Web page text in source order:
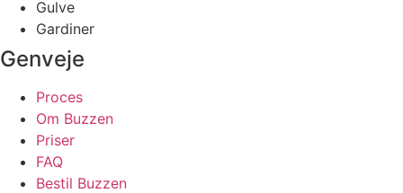
Gulve
Gardiner
Genveje
Proces
Om Buzzen
Priser
FAQ
Bestil Buzzen